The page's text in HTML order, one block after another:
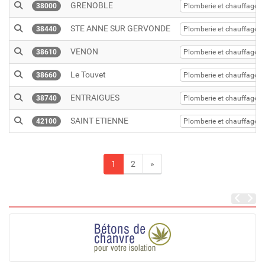
38000 GRENOBLE Plomberie et chauffage
38440 STE ANNE SUR GERVONDE Plomberie et chauffage
38610 VENON Plomberie et chauffage
38660 Le Touvet Plomberie et chauffage
38740 ENTRAIGUES Plomberie et chauffage
42100 SAINT ETIENNE Plomberie et chauffage
1 2 »